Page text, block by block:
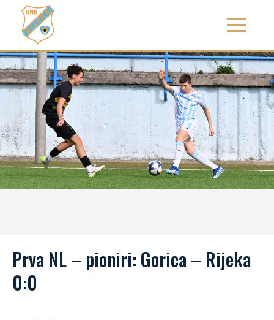
Prva NL – pioniri: Gorica – Rijeka
0:0